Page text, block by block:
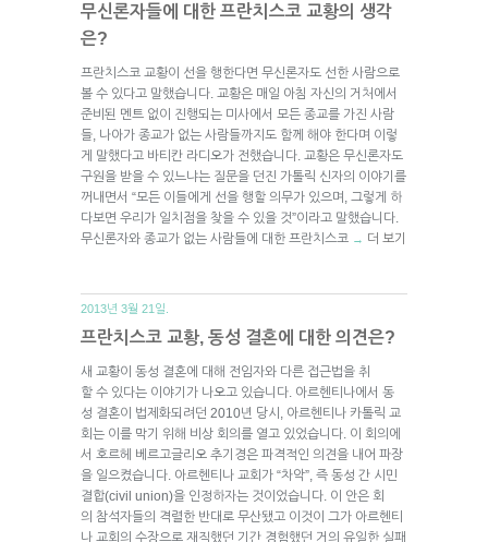
무신론자들에 대한 프란치스코 교황의 생각
은?
프란치스코 교황이 선을 행한다면 무신론자도 선한 사람으로
볼 수 있다고 말했습니다. 교황은 매일 아침 자신의 거처에서
준비된 멘트 없이 진행되는 미사에서 모든 종교를 가진 사람
들, 나아가 종교가 없는 사람들까지도 함께 해야 한다며 이렇
게 말했다고 바티칸 라디오가 전했습니다. 교황은 무신론자도
구원을 받을 수 있느냐는 질문을 던진 가톨릭 신자의 이야기를
꺼내면서 “모든 이들에게 선을 행할 의무가 있으며, 그렇게 하
다보면 우리가 일치점을 찾을 수 있을 것”이라고 말했습니다.
무신론자와 종교가 없는 사람들에 대한 프란치스코 → 더 보기
2013년 3월 21일.
프란치스코 교황, 동성 결혼에 대한 의견은?
새 교황이 동성 결혼에 대해 전임자와 다른 접근법을 취
할 수 있다는 이야기가 나오고 있습니다. 아르헨티나에서 동
성 결혼이 법제화되려던 2010년 당시, 아르헨티나 카톨릭 교
회는 이를 막기 위해 비상 회의를 열고 있었습니다. 이 회의에
서 호르헤 베르고글리오 추기경은 파격적인 의견을 내어 파장
을 일으켰습니다. 아르헨티나 교회가 “차악”, 즉 동성 간 시민
결합(civil union)을 인정하자는 것이었습니다. 이 안은 회
의 참석자들의 격렬한 반대로 무산됐고 이것이 그가 아르헨티
나 교회의 수장으로 재직했던 기간 경험했던 거의 유일한 실패